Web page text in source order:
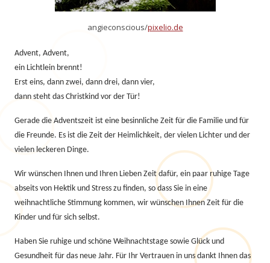
angieconscious/pixelio.de
Advent, Advent,
ein Lichtlein brennt!
Erst eins, dann zwei, dann drei, dann vier,
dann steht das Christkind vor der Tür!
Gerade die Adventszeit ist eine besinnliche Zeit für die Familie und für
die Freunde. Es ist die Zeit der Heimlichkeit, der vielen Lichter und der
vielen leckeren Dinge.
Wir wünschen Ihnen und Ihren Lieben Zeit dafür, ein paar ruhige Tage
abseits von Hektik und Stress zu finden, so dass Sie in eine
weihnachtliche Stimmung kommen, wir wünschen Ihnen Zeit für die
Kinder und für sich selbst.
Haben Sie ruhige und schöne Weihnachtstage sowie Glück und
Gesundheit für das neue Jahr. Für Ihr Vertrauen in uns dankt Ihnen das